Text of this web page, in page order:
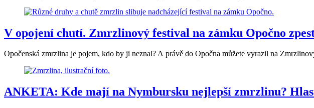
V opojení chutí. Zmrzlinový festival na zámku Opočno
Opočenská zmrzlina je pojem, kdo by ji neznal? A právě do Opočna můžete vyrazil na
ANKETA: Kde mají na Nymbursku nejlepší zmrzlinu?